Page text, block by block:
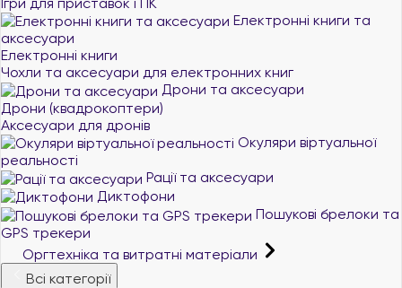
Електронні книги та
аксесуари
Електронні книги
Чохли та аксесуари для електронних книг
Дрони та аксесуари
Дрони (квадрокоптери)
Аксесуари для дронів
Окуляри віртуальної
реальності
Рації та аксесуари
Диктофони
Пошукові брелоки та
GPS трекери
Оргтехніка та витратні матеріали
Всі категорії